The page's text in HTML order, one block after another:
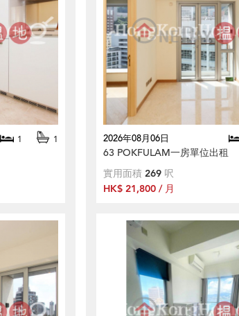
1 1 2026年08月06日
63 POKFULAM一房單位出租
實用面積 269 呎
HK$ 21,800 / 月